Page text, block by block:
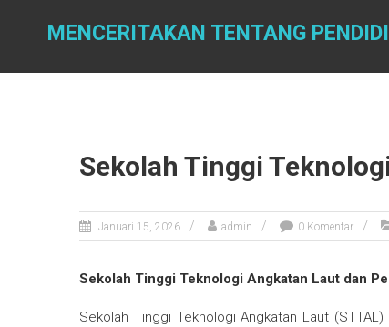
MENCERITAKAN TENTANG
Sekolah Tinggi
Januari 15, 2026 admin 0 Komentar
Sekolah Tinggi Teknologi Angkatan Laut dan
Sekolah Tinggi Teknologi Angkatan Laut